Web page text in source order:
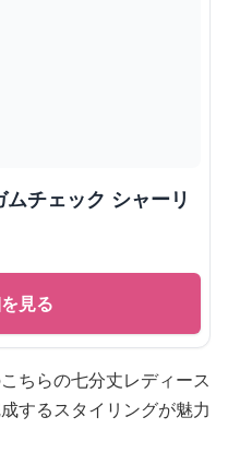
チェック シャーリ
見る
ちらの七分丈レディース
するスタイリングが魅力